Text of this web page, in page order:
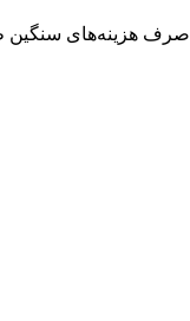
صرف هزینه‌های